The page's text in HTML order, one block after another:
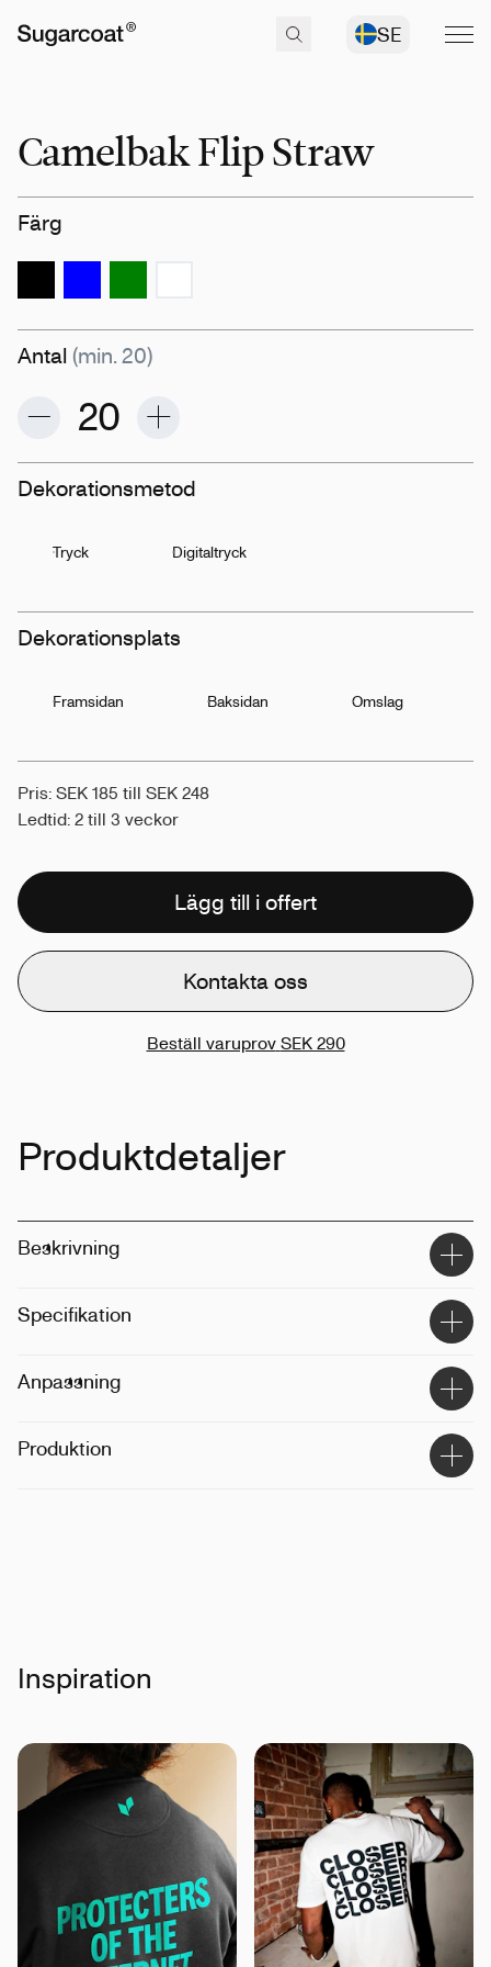
SE
Camelbak Flip Straw
Färg
Antal (min. 20)
Dekorationsmetod
Tryck Digitaltryck
Dekorationsplats
Framsidan Baksidan Omslag
Pris: SEK 185 till SEK 248
Ledtid: 2 till 3 veckor
Lägg till i offert
Kontakta oss
Beställ varuprov SEK 290
Produktdetaljer
Beskrivning
Specifikation
Material:50% återvunnen plast
Detaljer:Diskmaskinssäker
Anpassning
Tekniker:Tryck, digitaltryck
Produktion
Inspiration